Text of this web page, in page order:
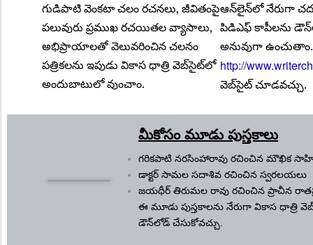
గుడిపాటి వెంక‌టా చ‌లం ర‌చ‌న‌లు, జీవితంపై
ప‌లువురు ప్ర‌ముఖ ర‌చ‌యిత‌ల వ్యాసాలు,
అభిప్రాయాల‌తో వెలువ‌రించిన చ‌ల‌నం
ప‌త్రికల‌ను ఇపుడు వికాస ధాత్రి వెబ్‌సైట్‌లో
అందుబాటులో వుంచాం.
ఆన్‌లైన్‌లో నేరుగా
పిడిఎఫ్ కాపీల‌ను
అనువుగా
http://
వెబ్‌సైట్ చూడ‌వ‌చ్చు.
మీకోసం మూడు పుస్త‌కాలు
గ‌రిక‌పాటి న‌ర‌సింహారావు ర‌చించిన మౌఖిక
డాక్ట‌ర్ సామ‌ల స‌దాశివ ర‌చించిన స్వ‌ర‌ల‌య‌లు
జ‌య‌ధీర్ తిరుమ‌ల రావు ర‌చించిన ప్రాచీన
ఈ మూడు పుస్త‌కాల‌ను నేరుగా వికాస ధాత్రి
డౌన్‌లోడ్ చేసుకోవ‌చ్చు.